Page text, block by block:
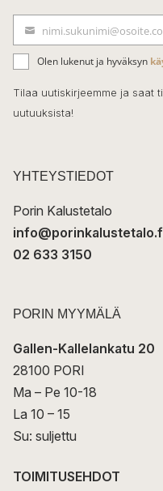
e
b
o
o
k
ä
h
k
t
Olen lukenut ja hyväksyn
Tilaa uutiskirjeemme ja saat
uutuuksista!
YHTEYSTIEDOT
Porin Kalustetalo
02 633 3150
PORIN MYYMÄLÄ
Gallen-Kallelankatu 20
28100 PORI
Ma – Pe 10-18
La 10 – 15
Su: suljettu
TOIMITUSEHDOT